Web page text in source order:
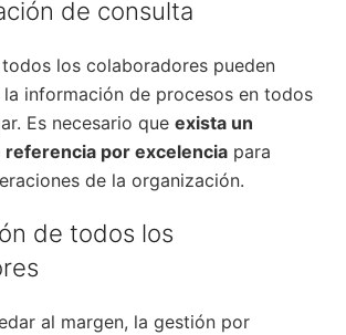
de consulta
los colaboradores pueden
información de procesos en todos
Es necesario queexista un
por excelencia para
de la organización.
de todos los
al margen, la gestión por